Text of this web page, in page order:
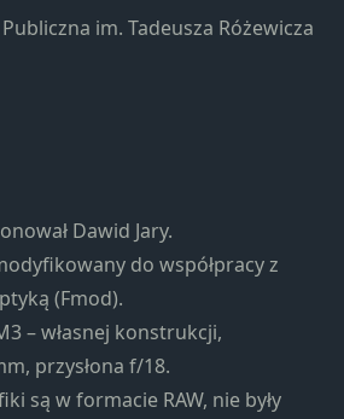
im. Tadeusza Różewicza
Dawid Jary.
do współpracy z
(Fmod).
– własnej konstrukcji,
przysłona f/18.
są w formacie RAW, nie były
do
Abyśmy mogli
poprawić
funkcjonalność
i strukturę
strony
internetowej,
na podstawie
tego, jak